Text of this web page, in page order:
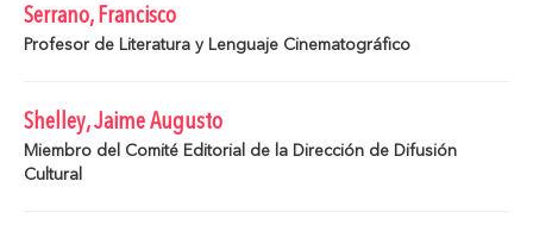
Serrano, Francisco
Profesor de Literatura y Lenguaje Cinematográfico
Shelley, Jaime Augusto
Miembro del Comité Editorial de la Dirección de Difusión
Cultural